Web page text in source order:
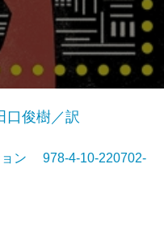
口俊樹／訳
ョン 978-4-10-220702-